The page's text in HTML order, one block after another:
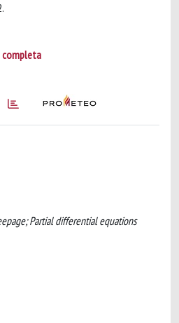
completa
Partial differential equations